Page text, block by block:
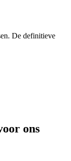
De definitieve
ons